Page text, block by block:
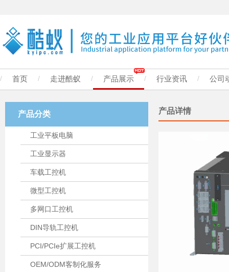
/ 首页 / 走进酷蚁 / 产品展示 / 行业资讯 / 公司
产品分类
工业平板电脑
工业显示器
车载工控机
微型工控机
多网口工控机
DIN导轨工控机
PCI/PCIe扩展工控机
OEM/ODM客制化服务
产品详情